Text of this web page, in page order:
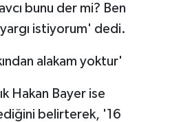
bunu der mi? Ben
istiyorum' dedi.
alakam yoktur'
Hakan Bayer ise
belirterek, '16